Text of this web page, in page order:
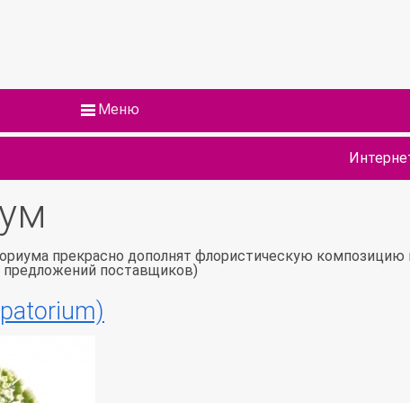
Меню
прекрасно дополнят флористическую
предложений поставщиков)